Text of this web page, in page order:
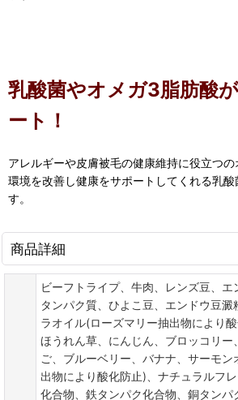
乳酸菌やオメガ3脂肪酸
ート！
アレルギーや皮膚被毛の健康維持に役立つ
環境を改善し健康をサポートしてくれる乳酸
す。
商品詳細
ビーフトライプ、牛肉、レンズ豆、エ
タンパク質、ひよこ豆、エンドウ豆澱
ラオイル(ローズマリー抽出物により酸
ほうれん草、にんじん、ブロッコリー
ご、ブルーベリー、バナナ、サーモ
出物により酸化防止)、ナチュラルフ
化合物、鉄タンパク化合物、銅タンパ